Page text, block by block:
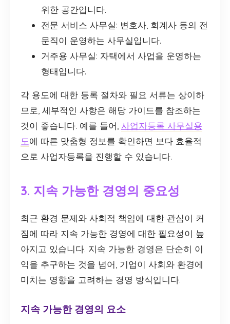
위한 공간입니다.
전문 서비스 사무실: 변호사, 회계사 등의 전
문직이 운영하는 사무실입니다.
거주용 사무실: 자택에서 사업을 운영하는
형태입니다.
각 용도에 대한 등록 절차와 필요 서류는 상이하
므로, 세부적인 사항은 해당 가이드를 참조하는
것이 좋습니다. 예를 들어, 사업자등록 사무실용
도에 따른 맞춤형 정보를 확인하면 보다 효율적
으로 사업자등록을 진행할 수 있습니다.
3. 지속 가능한 경영의 중요성
최근 환경 문제와 사회적 책임에 대한 관심이 커
짐에 따라 지속 가능한 경영에 대한 필요성이 높
아지고 있습니다. 지속 가능한 경영은 단순히 이
익을 추구하는 것을 넘어, 기업이 사회와 환경에
미치는 영향을 고려하는 경영 방식입니다.
지속 가능한 경영의 요소